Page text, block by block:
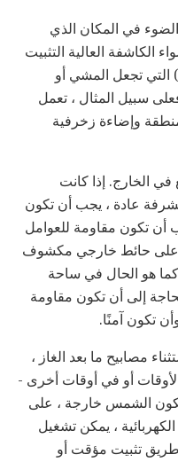
في المكان الذي
الكاشفة العالية التثبيت
التي تجعل المشي أو
سبيل المثال ، تعمل
وإضاءة زخرفية
في الخارج. إذا كانت
عادة ، يجب أن تكون
أن تكون مقاومة للعوامل
على حائط خارجي مكشوف
هو الحال في ساحة
إلى أن تكون مقاومة
تكون آمنًا.
مصابيح ما بعد الغاز ،
أو في أوقات أخرى -
الشمس خارجة ، على
، يمكن تشغيل
طريق تثبيت مؤقت أو